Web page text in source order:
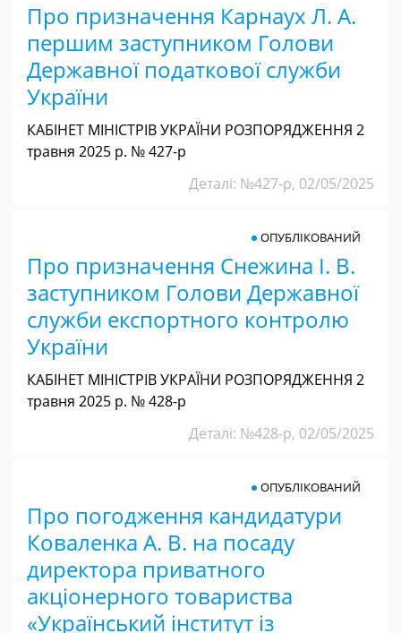
Про призначення Карнаух Л. А.
першим заступником Голови
Державної податкової служби
України
КАБІНЕТ МІНІСТРІВ УКРАЇНИ РОЗПОРЯДЖЕННЯ 2
травня 2025 р. № 427-р
Деталі: №427-р, 02/05/2025
Про призначення Снежина І. В.
заступником Голови Державної
служби експортного контролю
України
ОПУБЛІКОВАНИЙ
КАБІНЕТ МІНІСТРІВ УКРАЇНИ РОЗПОРЯДЖЕННЯ 2
травня 2025 р. № 428-р
Деталі: №428-р, 02/05/2025
Про погодження кандидатури
Коваленка А. В. на посаду
директора приватного
акціонерного товариства
«Український інститут із
ОПУБЛІКОВАНИЙ